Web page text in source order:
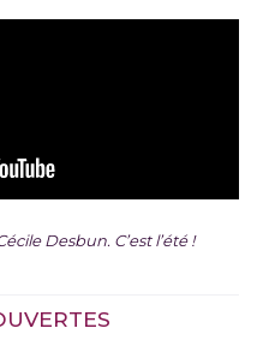
Desbun. C’est l’été !